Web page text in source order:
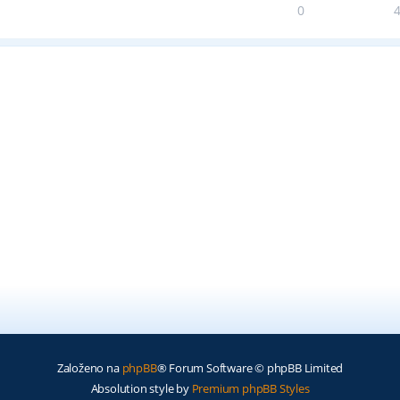
0
Založeno na phpBB® Forum Software © phpBB Limited
Absolution style by Premium phpBB Styles